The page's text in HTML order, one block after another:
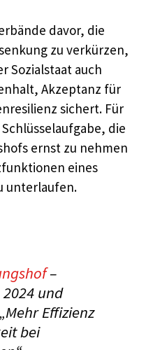
davor, die
zu verkürzen,
Sozialstaat auch
Akzeptanz für
sichert. Für
die
ernst zu nehmen
eines
unterlaufen.
–
und
Effizienz
bei